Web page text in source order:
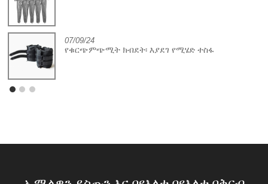
07/09/24
የቁርጭምጭሚት ክብደት፡ እያደገ የሚሄድ ተስፋ